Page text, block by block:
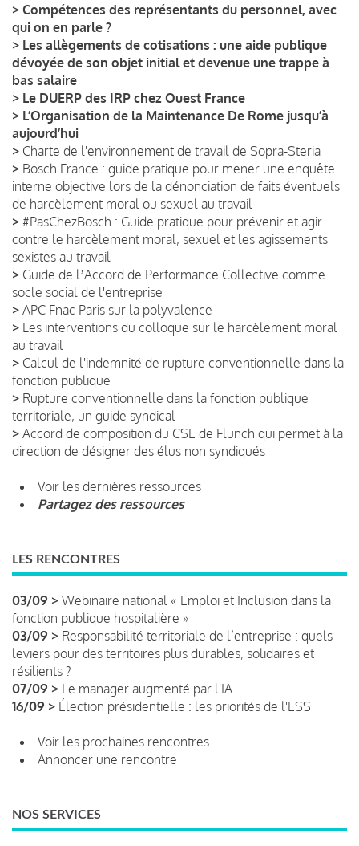
> Compétences des représentants du personnel, avec
qui on en parle ?
> Les allègements de cotisations : une aide publique
dévoyée de son objet initial et devenue une trappe à
bas salaire
> Le DUERP des IRP chez Ouest France
> L’Organisation de la Maintenance De Rome jusqu’à
aujourd’hui
> Charte de l'environnement de travail de Sopra-Steria
> Bosch France : guide pratique pour mener une enquête
interne objective lors de la dénonciation de faits éventuels
de harcèlement moral ou sexuel au travail
> #PasChezBosch : Guide pratique pour prévenir et agir
contre le harcèlement moral, sexuel et les agissements
sexistes au travail
> Guide de lʼAccord de Performance Collective comme
socle social de l'entreprise
> APC Fnac Paris sur la polyvalence
> Les interventions du colloque sur le harcèlement moral
au travail
> Calcul de l'indemnité de rupture conventionnelle dans la
fonction publique
> Rupture conventionnelle dans la fonction publique
territoriale, un guide syndical
> Accord de composition du CSE de Flunch qui permet à la
direction de désigner des élus non syndiqués
Voir les dernières ressources
Partagez des ressources
LES RENCONTRES
03/09 > Webinaire national « Emploi et Inclusion dans la
fonction publique hospitalière »
03/09 > Responsabilité territoriale de l’entreprise : quels
leviers pour des territoires plus durables, solidaires et
résilients ?
07/09 > Le manager augmenté par l'IA
16/09 > Élection présidentielle : les priorités de l'ESS
Voir les prochaines rencontres
Annoncer une rencontre
NOS SERVICES